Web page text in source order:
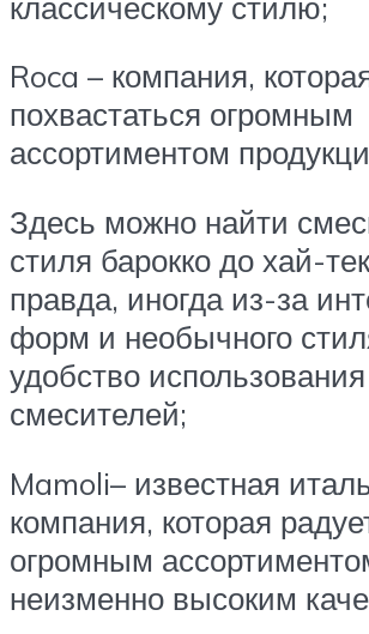
Roca – компания,
похвастаться огромным
ассортиментом
Здесь можно найти
стиля барокко до хай-
правда, иногда из-за
форм и необычного
удобство использования
смесителей;
Mamoli– известная
компания, которая
огромным
неизменно высоким